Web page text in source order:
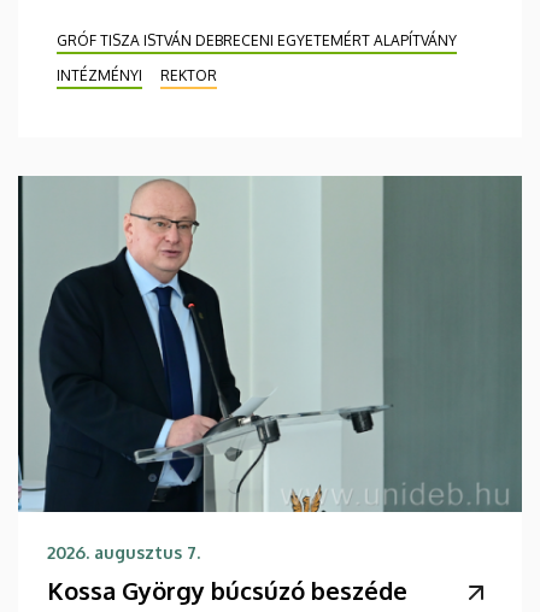
GRÓF TISZA ISTVÁN DEBRECENI EGYETEMÉRT ALAPÍTVÁNY
INTÉZMÉNYI
REKTOR
2026. augusztus 7.
Kossa György búcsúzó beszéde